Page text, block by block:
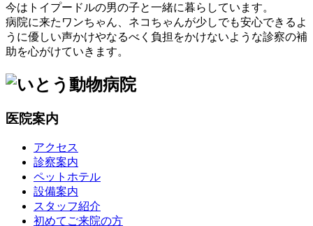
今はトイプードルの男の子と一緒に暮らしています。
病院に来たワンちゃん、ネコちゃんが少しでも安心できるよ
うに優しい声かけやなるべく負担をかけないような診察の補
助を心がけていきます。
医院案内
アクセス
診察案内
ペットホテル
設備案内
スタッフ紹介
初めてご来院の方